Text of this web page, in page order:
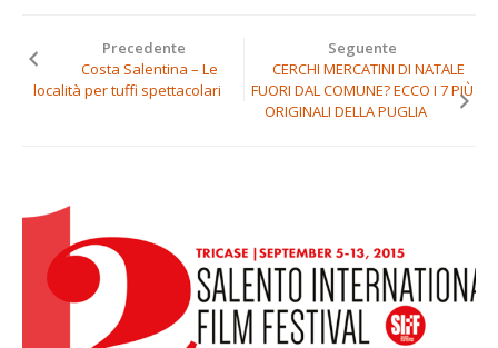
SANTA
MARIA
AFFITTO
CONTATTI
Precedente
Costa Salentina – Le
località per tuffi spettacolari
Seguente
CERCHI MERCATINI DI NATALE
FUORI DAL COMUNE? ECCO I 7 PIÙ
ORIGINALI DELLA PUGLIA